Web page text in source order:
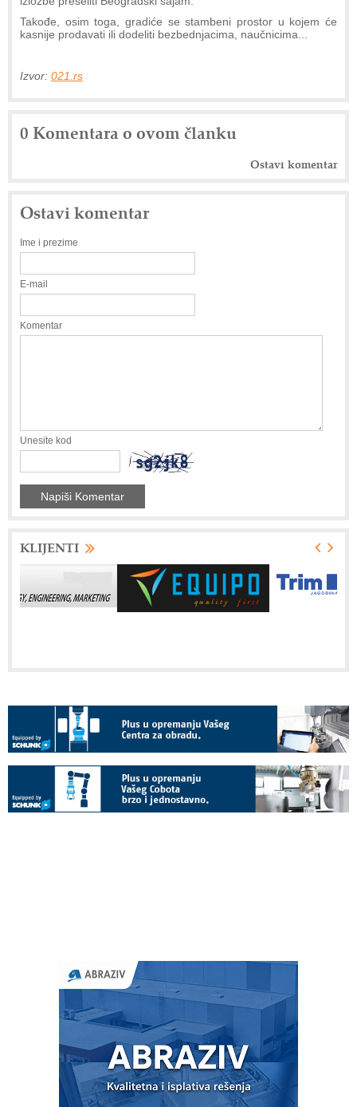
Takođe, osim toga, gradiće se stambeni prostor u kojem će
kasnije prodavati ili dodeliti bezbednjacima, naučnicima...
Izvor: 021.rs
0 Komentara o ovom članku
Ostavi komentar
Ostavi komentar
Ime i prezime
E-mail
Komentar
Unesite kod
KLIJENTI